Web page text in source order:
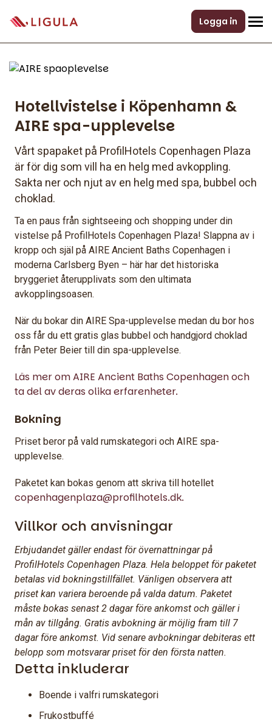
Logga in
Hotellvistelse i Köpenhamn &
AIRE spa-upplevelse
Vårt spapaket på ProfilHotels Copenhagen Plaza
är för dig som vill ha en helg med avkoppling.
Sakta ner och njut av en helg med spa, bubbel och
choklad.
Ta en paus från sightseeing och shopping under din
vistelse på ProfilHotels Copenhagen Plaza! Slappna av i
kropp och själ på AIRE Ancient Baths Copenhagen i
moderna Carlsberg Byen – här har det historiska
bryggeriet återupplivats som den ultimata
avkopplingsoasen.
När du bokar din AIRE Spa-upplevelse medan du bor hos
oss får du ett gratis glas bubbel och handgjord choklad
från Peter Beier till din spa-upplevelse.
Läs mer om AIRE Ancient Baths Copenhagen och
ta del av deras olika erfarenheter.
Bokning
Priset beror på vald rumskategori och AIRE spa-
upplevelse.
Paketet kan bokas genom att skriva till hotellet
copenhagenplaza@profilhotels.dk.
Villkor och anvisningar
Erbjudandet gäller endast för övernattningar på
ProfilHotels Copenhagen Plaza. Hela beloppet för paketet
betalas vid bokningstillfället. Vänligen observera att
priset kan variera beroende på valda datum. Paketet
måste bokas senast 2 dagar före ankomst och gäller i
mån av tillgång. Gratis avbokning är möjlig fram till 7
dagar före ankomst. Vid senare avbokningar debiteras ett
belopp som motsvarar priset för den första natten.
Detta inkluderar
Boende i valfri rumskategori
Frukostbuffé